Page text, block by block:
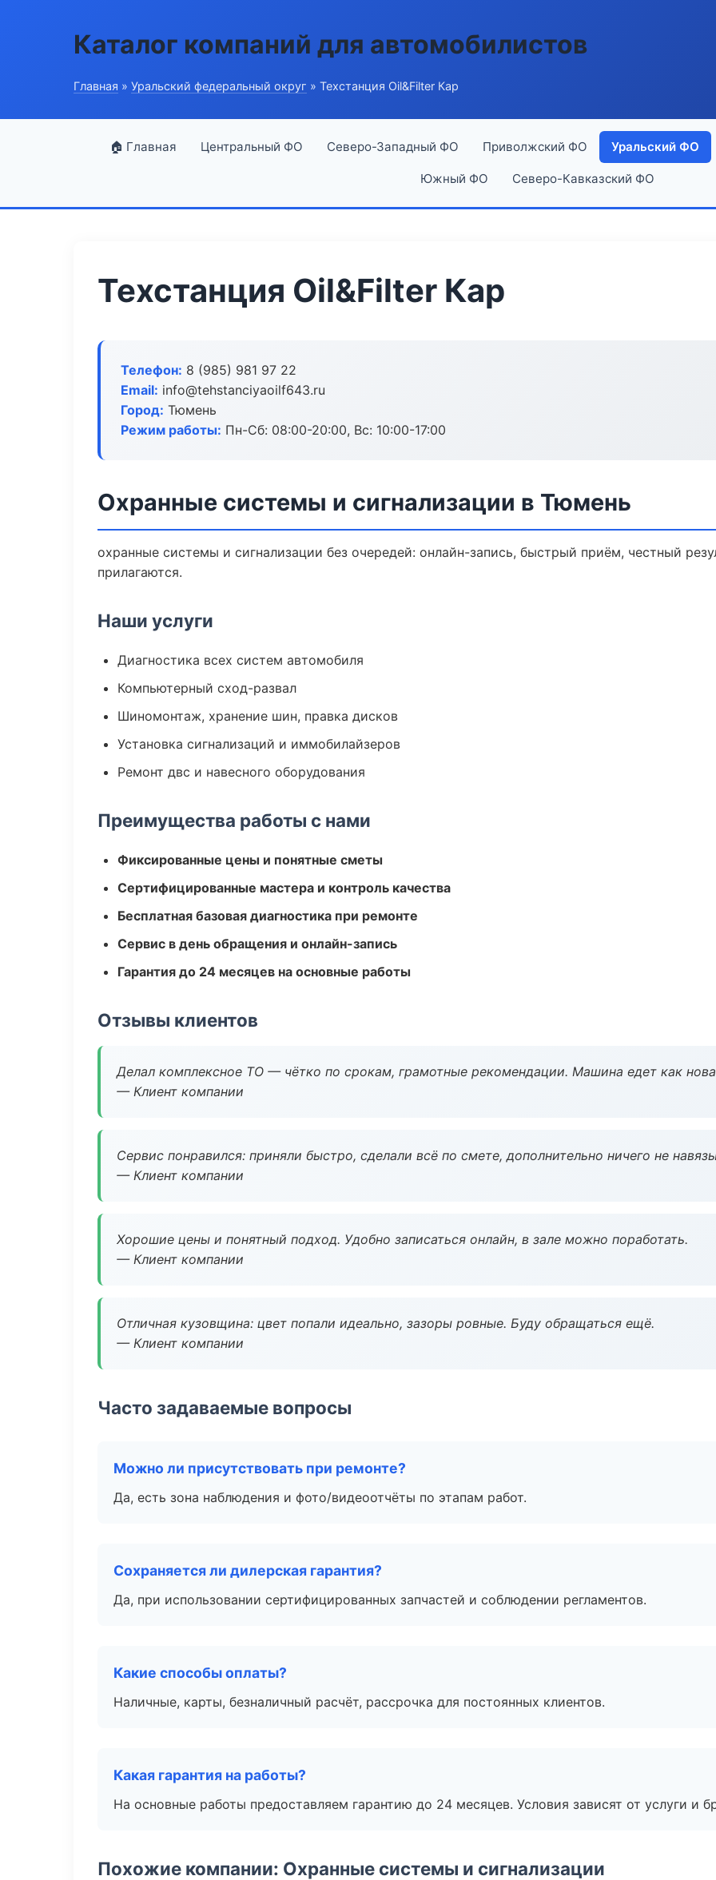
Каталог компаний для автомобилистов
Главная » Уральский федеральный округ » Техстанция Oil&Filter Кар
🏠 Главная Центральный ФО Северо-Западный ФО Приволжский ФО Уральский ФО
Южный ФО Северо-Кавказский ФО
Техстанция Oil&Filter Кар
Телефон: 8 (985) 981 97 22
Email: info@tehstanciyaoilf643.ru
Город: Тюмень
Режим работы: Пн-Сб: 08:00-20:00, Вс: 10:00-17:00
Охранные системы и сигнализации в Тюмень
охранные системы и сигнализации без очередей: онлайн-запись, быстрый приём, честный
прилагаются.
Наши услуги
Диагностика всех систем автомобиля
Компьютерный сход-развал
Шиномонтаж, хранение шин, правка дисков
Установка сигнализаций и иммобилайзеров
Ремонт двс и навесного оборудования
Преимущества работы с нами
Фиксированные цены и понятные сметы
Сертифицированные мастера и контроль качества
Бесплатная базовая диагностика при ремонте
Сервис в день обращения и онлайн-запись
Гарантия до 24 месяцев на основные работы
Отзывы клиентов
Делал комплексное ТО — чётко по срокам, грамотные рекомендации. Машина едет как
— Клиент компании
Сервис понравился: приняли быстро, сделали всё по смете, дополнительно ничего не
— Клиент компании
Хорошие цены и понятный подход. Удобно записаться онлайн, в зале можно поработать.
— Клиент компании
Отличная кузовщина: цвет попали идеально, зазоры ровные. Буду обращаться ещё.
— Клиент компании
Часто задаваемые вопросы
Можно ли присутствовать при ремонте?
Да, есть зона наблюдения и фото/видеоотчёты по этапам работ.
Сохраняется ли дилерская гарантия?
Да, при использовании сертифицированных запчастей и соблюдении регламентов.
Какие способы оплаты?
Наличные, карты, безналичный расчёт, рассрочка для постоянных клиентов.
Какая гарантия на работы?
На основные работы предоставляем гарантию до 24 месяцев. Условия зависят от услуги и
Похожие компании: Охранные системы и сигнализации